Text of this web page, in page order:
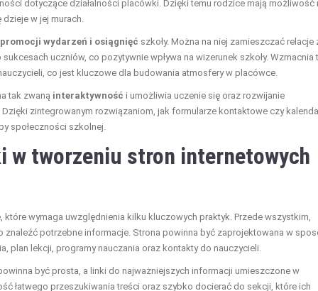
dotyczące działalności placówki. Dzięki temu rodzice mają możliwość
w jej murach.
promocji wydarzeń i osiągnięć szkoły. Można na niej zamieszczać relacje
uczniów, co pozytywnie wpływa na wizerunek szkoły. Wzmacnia
co jest kluczowe dla budowania atmosfery w placówce.
tak zwaną interaktywność i umożliwia uczenie się oraz rozwijanie
zintegrowanym rozwiązaniom, jak formularze kontaktowe czy
społeczności szkolnej.
w tworzeniu stron internetowych
wymaga uwzględnienia kilku kluczowych praktyk. Przede wszystkim,
znaleźć potrzebne informacje. Strona powinna być zaprojektowana w
plan lekcji, programy nauczania oraz kontakty do nauczycieli.
być prosta, a linki do najważniejszych informacji umieszczone w
łatwego przeszukiwania treści oraz szybko docierać do sekcji, które ich